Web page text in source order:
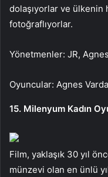
dolaşıyorlar ve ülkenin
fotoğraflıyorlar.
Yönetmenler: JR,
Oyuncular: Agnes
15. Milenyum Kadın
Film, yaklaşık 30 yıl
münzevi olan en ünlü